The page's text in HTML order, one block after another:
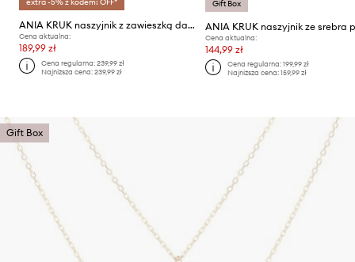
ANIA KRUK naszyjnik z zawieszką damski pozłacany HIPPIE
Cena aktualna:
189,99 zł
Cena regularna:239,99 zł
Najniższa cena:239,99 zł
Gift Box
Cena aktualna:
144,99 zł
Cena regularna: 199,99 zł
Najniższa cena: 159,99 zł
Gift Box